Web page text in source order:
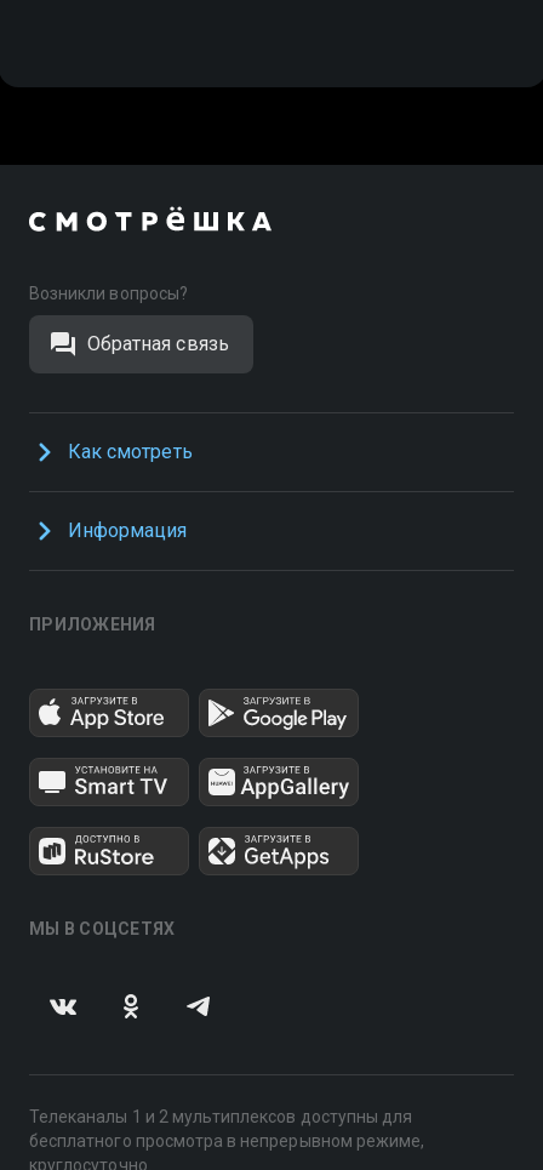
Возникли вопросы?
Обратная связь
Как смотреть
Информация
ПРИЛОЖЕНИЯ
МЫ В СОЦСЕТЯХ
Телеканалы 1 и 2 мультиплексов доступны для
бесплатного просмотра в непрерывном режиме,
круглосуточно.